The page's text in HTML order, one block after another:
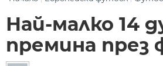
Най-малко 14
премина през